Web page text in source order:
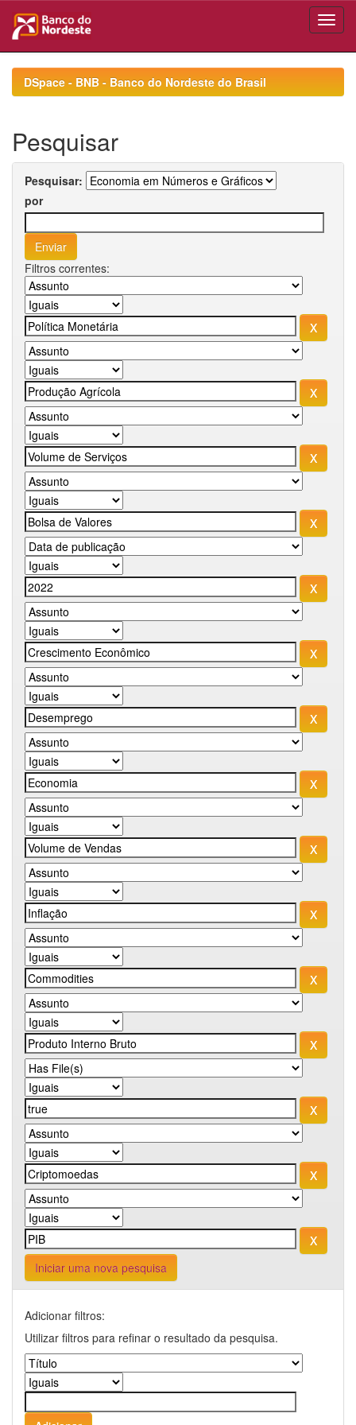
navigationDSpace - BNB - Banco do Nordeste do Brasil
Pesquisar
Pesquisar:
por
Filtros correntes:
Iniciar uma nova pesquisa
Adicionar filtros:
Utilizar filtros para refinar o resultado da pesquisa.